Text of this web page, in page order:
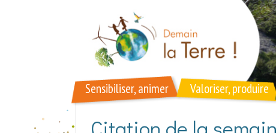
Sensibiliser, animer Valoriser, produire